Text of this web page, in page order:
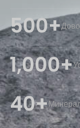
500+
1,000+
40+